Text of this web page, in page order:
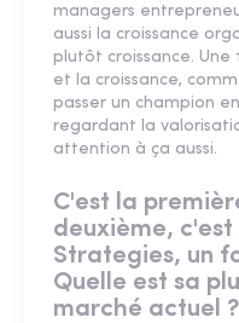
managers
aussi la croissance
plutôt croissance.
et la croissance,
passer un champion
regardant la
attention à ça aussi.
C'est la
deuxième,
Strategies, un
Quelle est sa
marché actuel ?